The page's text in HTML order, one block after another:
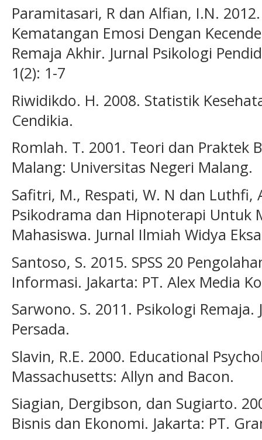
Paramitasari, R dan Alfian, I.N.
Kematangan Emosi Dengan
Remaja Akhir. Jurnal Psikologi
1(2): 1-7
Riwidikdo. H. 2008. Statistik
Cendikia.
Romlah. T. 2001. Teori dan Praktek
Malang: Universitas Negeri Malang.
Safitri, M., Respati, W. N dan Luthfi,
Psikodrama dan Hipnoterapi Untuk
Mahasiswa. Jurnal Ilmiah Widya
Santoso, S. 2015. SPSS 20
Informasi. Jakarta: PT. Alex Media
Sarwono. S. 2011. Psikologi
Persada.
Slavin, R.E. 2000. Educational
Massachusetts: Allyn and Bacon.
Siagian, Dergibson, dan Sugiarto.
Bisnis dan Ekonomi. Jakarta: PT.